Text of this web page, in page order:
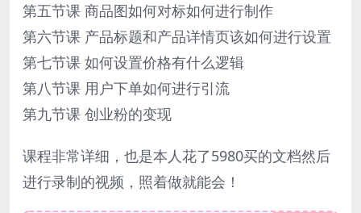
第五节课 商品图如何对标如何进行制作
第六节课 产品标题和产品详情页该如何进行设置
第七节课 如何设置价格有什么逻辑
第八节课 用户下单如何进行引流
第九节课 创业粉的变现
课程非常详细，也是本人花了5980买的文档然后
进行录制的视频，照着做就能会！